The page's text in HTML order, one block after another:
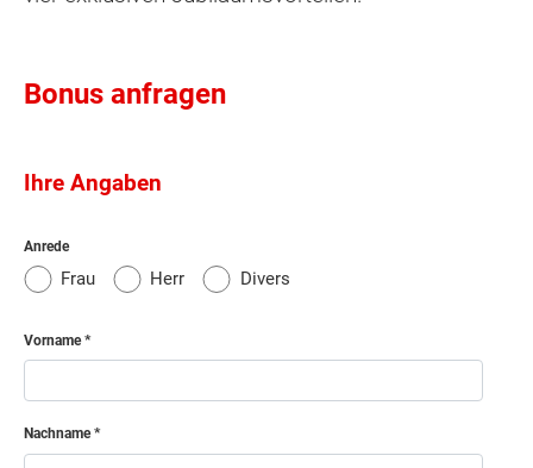
Bonus anfragen
Ihre Angaben
Anrede
Frau Herr Divers
Vorname
Nachname